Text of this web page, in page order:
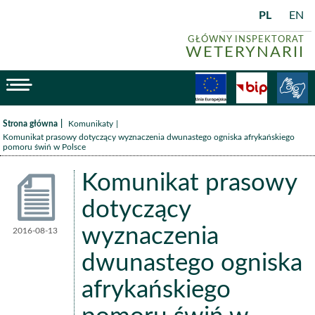
GŁÓWNY INSPEKTORAT
WETERYNARII
PL EN
BiP
Strona główna /Komunikaty
Komunikat prasowy dotyczący wyznaczenia dwunastego ogniska afrykańskiego
pomoru świń w Polsce
Komunikat prasowy
dotyczący
wyznaczenia
dwunastego ogniska
afrykańskiego
Komunikaty
2016-08-13